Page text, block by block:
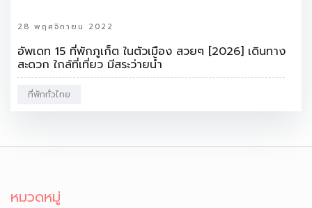
28 พฤศจิกายน 2022
อัพเดท 15 ที่พักภูเก็ต ในตัวเมือง สวยๆ [2026] เดินทาง
สะดวก ใกล้ที่เที่ยว มีสระว่ายน้ำ
ที่พักทั่วไทย
หมวดหมู่